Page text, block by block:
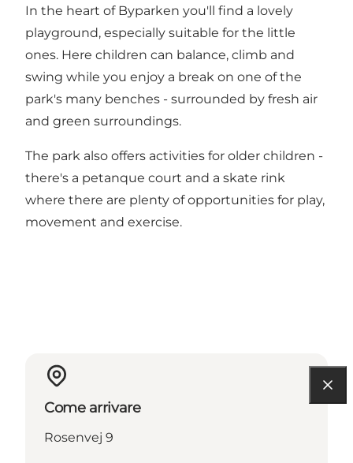
In the heart of Byparken you'll find a lovely
playground, especially suitable for the little
ones. Here children can balance, climb and
swing while you enjoy a break on one of the
park's many benches - surrounded by fresh air
and green surroundings.
The park also offers activities for older children -
there's a petanque court and a skate rink
where there are plenty of opportunities for play,
movement and exercise.
Come arrivare
Rosenvej 9